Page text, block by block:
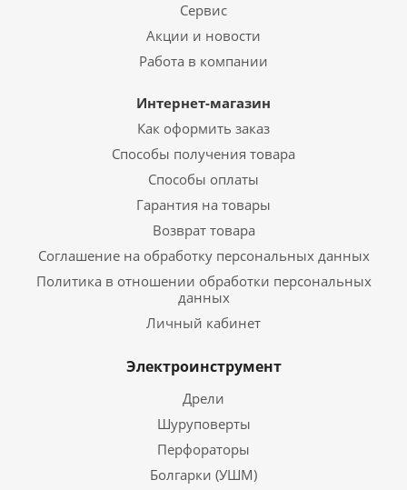
Сервис
Акции и новости
Работа в компании
Интернет-магазин
Как оформить заказ
Способы получения товара
Способы оплаты
Гарантия на товары
Возврат товара
Соглашение на обработку персональных данных
Политика в отношении обработки персональных
данных
Личный кабинет
Электроинструмент
Дрели
Шуруповерты
Перфораторы
Болгарки (УШМ)